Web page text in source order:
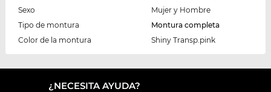
Sexo
Mujer y Hombre
Tipo de montura
Montura completa
Color de la montura
Shiny Transp.pink
¿NECESITA AYUDA?